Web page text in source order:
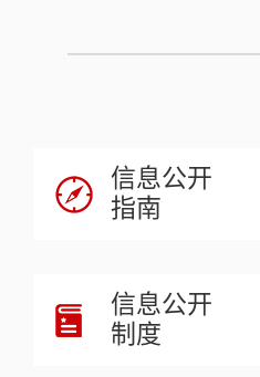
信息公开
指南
信息公开
制度